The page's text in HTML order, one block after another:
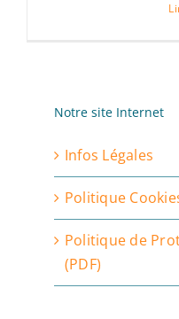
Notre site Internet
Infos Légales
Politique
Politique de
(PDF)